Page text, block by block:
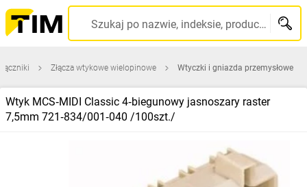
Szukaj po nazwie, indeksie, producencie, kodzie kreskowym...
Złącza wtykowe wielopinowe Wtyczki i gniazda przemysłowe
Wtyk MCS‑MIDI Classic 4‑biegunowy jasnoszary raster
7,5mm 721‑834/001‑040 /100szt./